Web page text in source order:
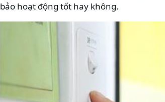
bảo hoạt động tốt hay không.